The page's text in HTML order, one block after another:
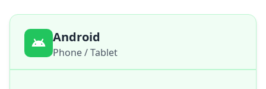
Android
Phone / Tablet